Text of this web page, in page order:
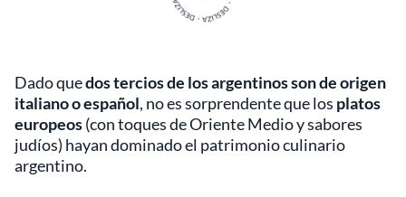
Dado quedos tercios de los argentinos son de origen
italiano o español, no es sorprendente que los platos
europeos(con toques de Oriente Medio y sabores
judíos) hayan dominado el patrimonio culinario
argentino.